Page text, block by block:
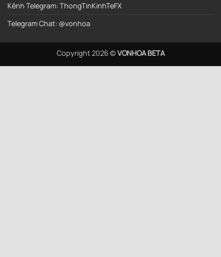
Kênh Telegram: ThongTinKinhTeFX
Telegram Chat: @vonhoa
Copyright 2026 © VONHOA BETA